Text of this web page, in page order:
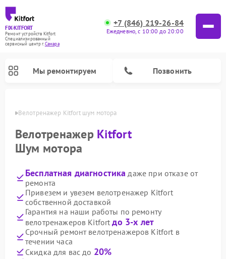
FIX-KITFORT
Ремонт устройств Kitfort
Специализированный
cервисный центр г.Самара
+7 (846) 219-26-84
Ежедневно, с 10:00 до 20:00
Мы ремонтируем Позвонить
Велотренажер Kitfort шум мотора
Велотренажер Kitfort
Шум мотора
Бесплатная диагностика даже при отказе от
ремонта
Привезем и увезем велотренажер Kitfort
собственной доставкой
Гарантия на наши работы по ремонту
велотренажеров Kitfortдо 3-х лет
Срочный ремонт велотренажеров Kitfort в
течении часа
Скидка для вас до 20%